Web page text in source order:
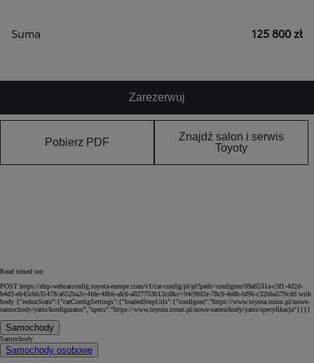
Suma 125 800 zł
Zarezerwuj
Pobierz PDF
Znajdź salon i serwis
Toyoty
Read timed out
POST https://dxp-webcarconfig.toyota-europe.com/v1/car-config/pl/pl?path=configure/09a6531a-c3f1-4d2d-
b4d3-eb45cbb35478/a652ba2c-4fde-48bb-afc6-a027753b12cd&c=94c9fd2e-78c9-4e8b-bf96-c32bba579cdd with
body {"reduxState":{"carConfigSettings":{"loadedStepUrls":{"configure":"https://www.toyota.torun.pl/nowe-
samochody/yaris/konfigurator","specs":"https://www.toyota.torun.pl/nowe-samochody/yaris/specyfikacja"}}}}
Samochody
Samochody
Samochody osobowe